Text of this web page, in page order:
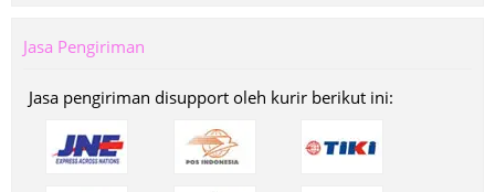
Jasa Pengiriman
Jasa pengiriman disupport oleh kurir berikut ini: